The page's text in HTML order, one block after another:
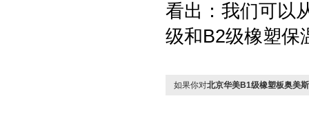
看出：我们可以
级和B2级橡塑保
如果你对北京华美B1级橡塑板奥美